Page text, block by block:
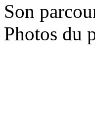
Son
Photos du